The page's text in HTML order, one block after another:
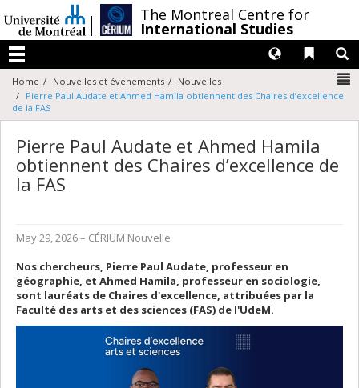
au
contenu
The Montreal Centre for
International Studies
Menu
Liens
Langues
Home Nouvelles et évenements
Nouvelles
Pierre Paul Audate et Ahmed Hamila obtiennent des Chaires d’excellence
de la FAS
Pierre Paul Audate et Ahmed Hamila
obtiennent des Chaires d’excellence de
la FAS
May 29, 2026– CÉRIUM Nouvelle
Nos chercheurs, Pierre Paul Audate, professeur en
géographie, et Ahmed Hamila, professeur en sociologie,
sont lauréats de Chaires d'excellence, attribuées par la
Faculté des arts et des sciences (FAS) de l'UdeM.